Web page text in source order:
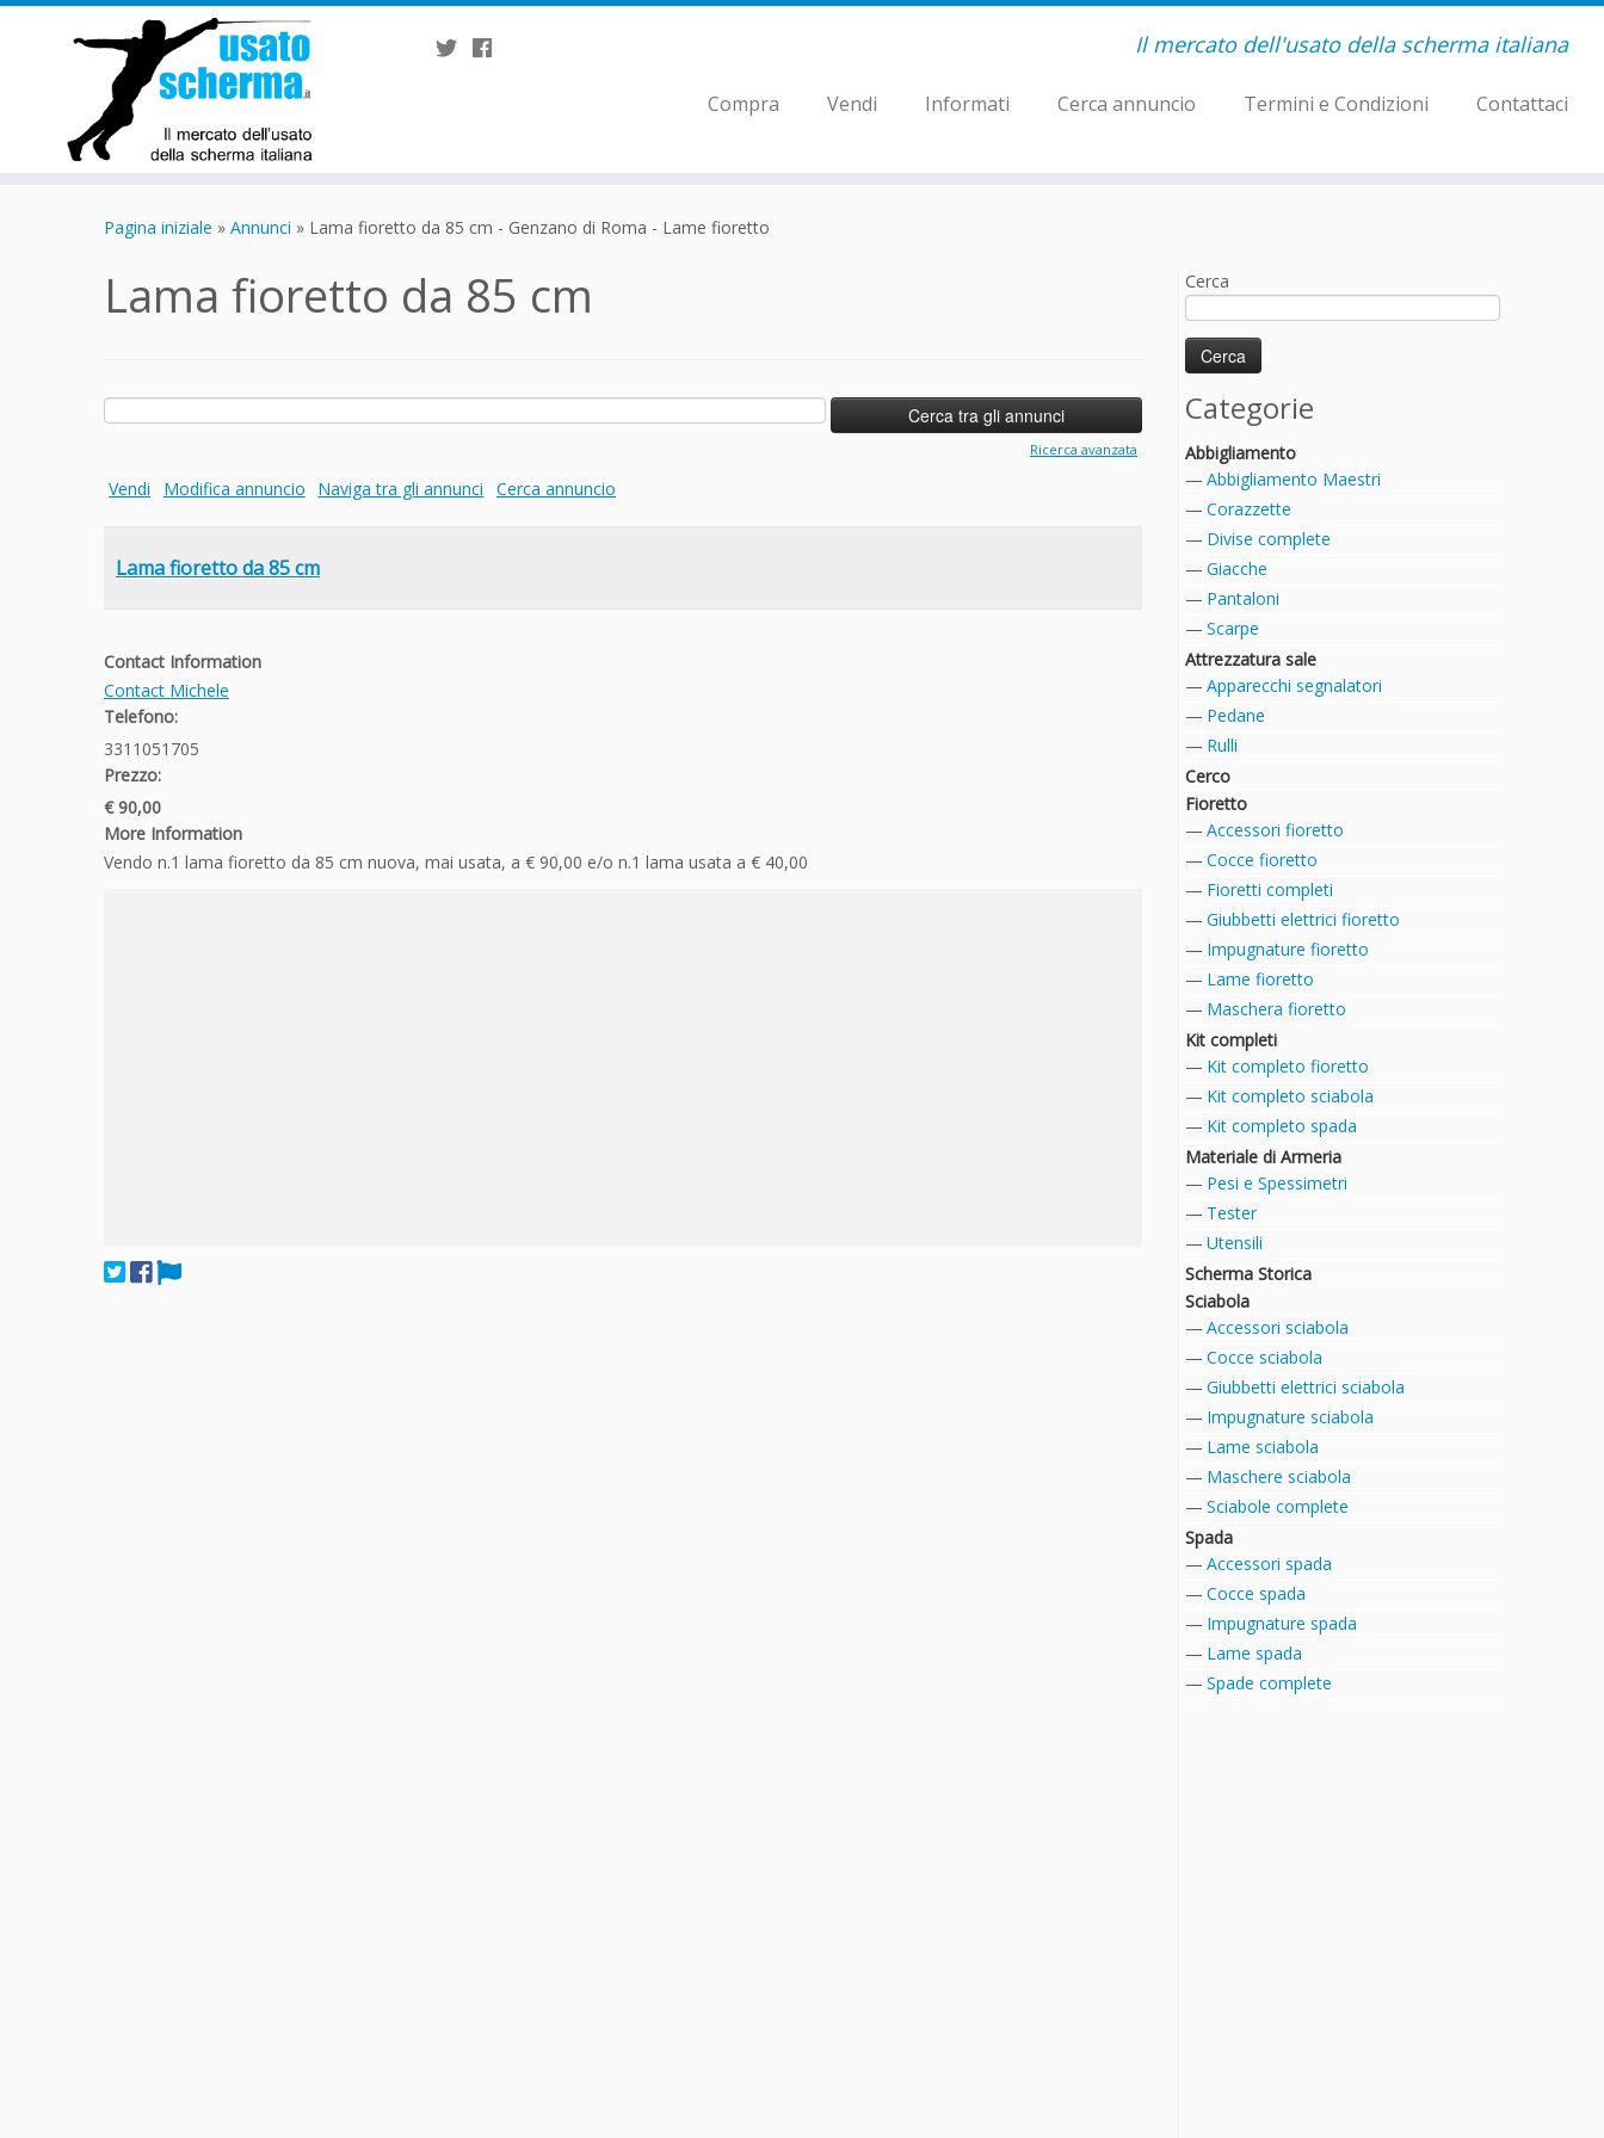
Il mercato dell'usato della scherma italiana
Compra Vendi Informati Cerca annuncio Termini e Condizioni Contattaci
Pagina iniziale » Annunci » Lama fioretto da 85 cm - Genzano di Roma - Lame fioretto
Lama fioretto da 85 cm
Ricerca
Ricerca avanzata
Vendi Modifica annuncio Naviga tra gli annunci Cerca annuncio
Lama fioretto da 85 cm
Contact Information
Contact Michele
Telefono:
3311051705
Prezzo:
€ 90,00
More Information
Vendo n.1 lama fioretto da 85 cm nuova, mai usata, a € 90,00 e/o n.1 lama usata a € 40,00
Cerca
Categorie
Abbigliamento
Abbigliamento Maestri
Corazzette
Divise complete
Giacche
Pantaloni
Scarpe
Attrezzatura sale
Apparecchi segnalatori
Pedane
Rulli
Cerco
Fioretto
Accessori fioretto
Cocce fioretto
Fioretti completi
Giubbetti elettrici fioretto
Impugnature fioretto
Lame fioretto
Maschera fioretto
Kit completi
Kit completo fioretto
Kit completo sciabola
Kit completo spada
Materiale di Armeria
Pesi e Spessimetri
Tester
Utensili
Scherma Storica
Sciabola
Accessori sciabola
Cocce sciabola
Giubbetti elettrici sciabola
Impugnature sciabola
Lame sciabola
Maschere sciabola
Sciabole complete
Spada
Accessori spada
Cocce spada
Impugnature spada
Lame spada
Spade complete